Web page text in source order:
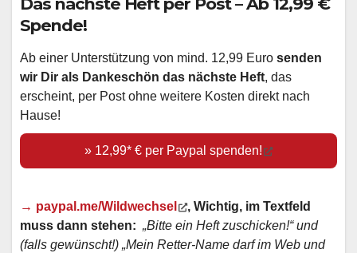
Spende!
Ab einer Unterstützung von mind. 12,99 Euro senden
wir Dir als Dankeschön das nächste Heft, das
erscheint, per Post ohne weitere Kosten direkt nach
Hause!
» 12,99* € per Paypal spenden!
→ paypal.me/Wildwechsel
, Wichtig, im Textfeld
muss dann stehen: „Bitte ein Heft zuschicken!“ und
(falls gewünscht!) „Mein Retter-Name darf im Web und